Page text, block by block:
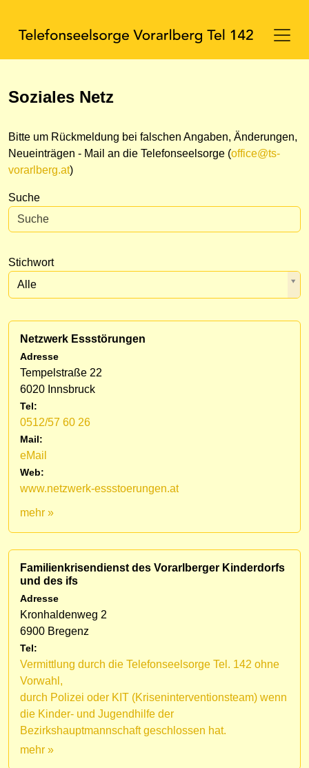
Soziales Netz
Bitte um Rückmeldung bei falschen Angaben, Änderungen,
Neueinträgen - Mail an die Telefonseelsorge (office@ts-
vorarlberg.at)
Suche
Stichwort
Alle
Netzwerk Essstörungen
Adresse
Tempelstraße 22
6020 Innsbruck
Tel:
0512/57 60 26
Mail:
eMail
Web:
www.netzwerk-essstoerungen.at
mehr »
Familienkrisendienst des Vorarlberger Kinderdorfs
und des ifs
Adresse
Kronhaldenweg 2
6900 Bregenz
Tel:
Vermittlung durch die Telefonseelsorge Tel. 142 ohne
Vorwahl,
durch Polizei oder KIT (Kriseninterventionsteam) wenn
die Kinder- und Jugendhilfe der
Bezirkshauptmannschaft geschlossen hat.
mehr »